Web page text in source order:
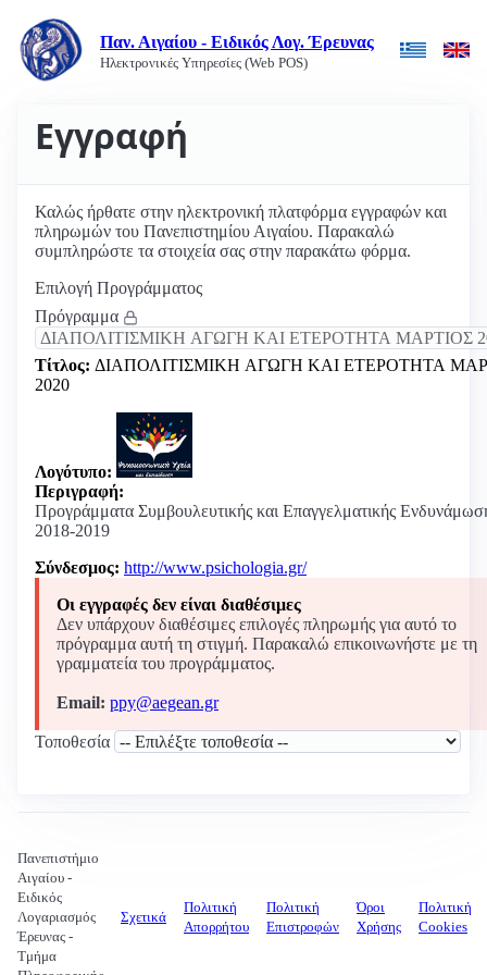
Παν. Αιγαίου - Ειδικός Λογ. Έρευνας
Ηλεκτρονικές Υπηρεσίες (Web POS)
Εγγραφή
Καλώς ήρθατε στην ηλεκτρονική πλατφόρμα εγγραφών και
πληρωμών του Πανεπιστημίου Αιγαίου. Παρακαλώ
συμπληρώστε τα στοιχεία σας στην παρακάτω φόρμα.
Επιλογή Προγράμματος
Πρόγραμμα
Τίτλος: ΔΙΑΠΟΛΙΤΙΣΜΙΚΗ ΑΓΩΓΗ ΚΑΙ ΕΤΕΡΟΤΗΤΑ
2020
Λογότυπο:
Περιγραφή:
Προγράμματα Συμβουλευτικής και Επαγγελματικής
2018-2019
Σύνδεσμος: http://www.psichologia.gr/
Οι εγγραφές δεν είναι διαθέσιμες
Δεν υπάρχουν διαθέσιμες επιλογές πληρωμής για αυτό το
πρόγραμμα αυτή τη στιγμή. Παρακαλώ επικοινωνήστε με τη
γραμματεία του προγράμματος.
Email: ppy@aegean.gr
Τοποθεσία
Πανεπιστήμιο
Αιγαίου -
Ειδικός
Λογαριασμός
Έρευνας -
Τμήμα
Σχετικά
Πολιτική
Απορρήτου
Πολιτική
Επιστροφών
Όροι
Χρήσης
Πολιτική
Cookies